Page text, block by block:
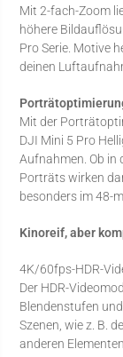
Mit 2-fach-Zoom
höhere
Pro Serie. Motive
deinen
Mit der
DJI Mini 5 Pro
Aufnahmen. Ob in
Porträts wirken
besonders im 48-
Kinoreif, aber
4K/60fps-HDR-
Der HDR-
Blendenstufen
Szenen, wie z. B.
anderen